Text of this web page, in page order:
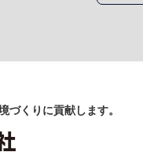
づくりに貢献します。